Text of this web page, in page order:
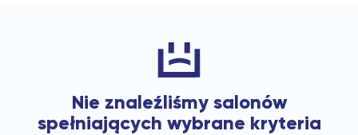
Nie znaleźliśmy salonów
spełniających wybrane kryteria